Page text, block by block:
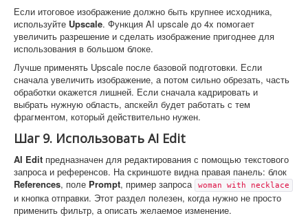
Если итоговое изображение должно быть крупнее исходника,
используйте Upscale. Функция AI upscale до 4x помогает
увеличить разрешение и сделать изображение пригоднее для
использования в большом блоке.
Лучше применять Upscale после базовой подготовки. Если
сначала увеличить изображение, а потом сильно обрезать, часть
обработки окажется лишней. Если сначала кадрировать и
выбрать нужную область, апскейл будет работать с тем
фрагментом, который действительно нужен.
Шаг 9. Использовать AI Edit
AI Edit предназначен для редактирования с помощью текстового
запроса и референсов. На скриншоте видна правая панель: блок
References, поле Prompt, пример запроса woman with necklace
и кнопка отправки. Этот раздел полезен, когда нужно не просто
применить фильтр, а описать желаемое изменение.